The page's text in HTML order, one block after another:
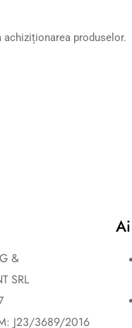
produselor.
&
SRL
J23/3689/2016